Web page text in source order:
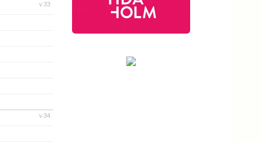
v.33
v.34